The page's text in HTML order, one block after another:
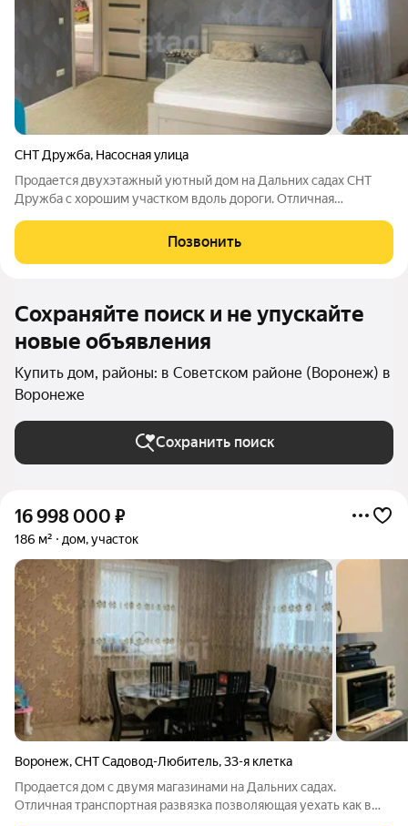
СНТ Дружба, Насосная улица
Продается двухэтажный уютный дом на Дальних садах СНТ
Дружба с хорошим участком вдоль дороги. Отличная
так и в Шилово. Дом теплый, строили для себя. Во дворе
мангальная зона, беседка для
Позвонить
Сохраняйте поиск и не упускайте
новые объявления
Купить дом, районы: в Советском районе (Воронеж) в
Воронеже
Сохранить поиск
16 998 000 ₽
186 м² дом, участок
Воронеж,СНТ Садовод-Любитель,33-я клетка
Продается дом с двумя магазинами на Дальних садах.
Отличная транспортная развязка позволяющая уехать как в